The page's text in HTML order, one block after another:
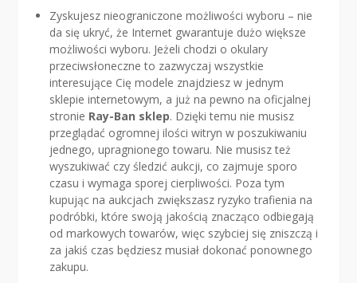
Zyskujesz nieograniczone możliwości wyboru – nie
da się ukryć, że Internet gwarantuje dużo większe
możliwości wyboru. Jeżeli chodzi o okulary
przeciwsłoneczne to zazwyczaj wszystkie
interesujące Cię modele znajdziesz w jednym
sklepie internetowym, a już na pewno na oficjalnej
stronie Ray-Ban sklep. Dzięki temu nie musisz
przeglądać ogromnej ilości witryn w poszukiwaniu
jednego, upragnionego towaru. Nie musisz też
wyszukiwać czy śledzić aukcji, co zajmuje sporo
czasu i wymaga sporej cierpliwości. Poza tym
kupując na aukcjach zwiększasz ryzyko trafienia na
podróbki, które swoją jakością znacząco odbiegają
od markowych towarów, więc szybciej się zniszczą i
za jakiś czas będziesz musiał dokonać ponownego
zakupu.